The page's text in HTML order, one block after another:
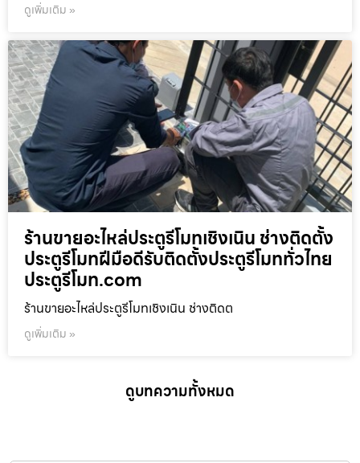
ดูเพิ่มเติม »
ร้านขายอะไหล่ประตูรีโมทเชิงเนิน ช่างติดตั้ง
ประตูรีโมทฝีมือดีรับติดตั้งประตูรีโมททั่วไทย
ประตูรีโมท.com
ร้านขายอะไหล่ประตูรีโมทเชิงเนิน ช่างติดต
ดูเพิ่มเติม »
ดูบทความทั้งหมด